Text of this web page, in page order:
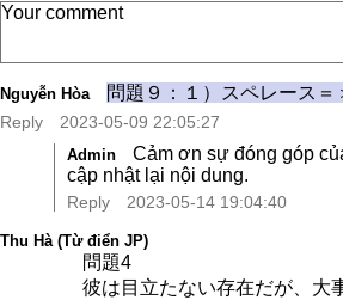
Nguyễn Hòa 問題９：１）スペレース＝
Reply 2023-05-09 22:05:27
Admin
Cảm ơn sự đóng góp
cập nhật lại nội dung.
Reply 2023-05-14 19:04:40
Thu Hà (Từ điển JP)
問題4
彼は目立たない存在だが、大